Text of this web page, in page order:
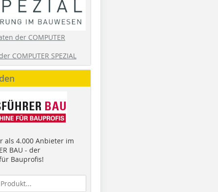
der COMPUTER
COMPUTER SPEZIAL
als 4.000 Anbieter im
BAU - der
Bauprofis!